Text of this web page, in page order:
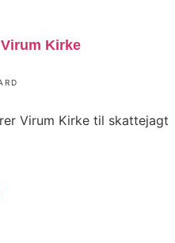
Kirke
Virum Kirke til skattejagt